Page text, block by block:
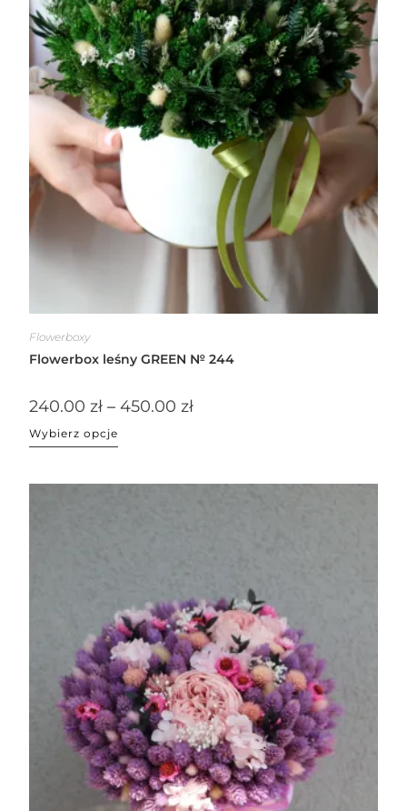
Flowerboxy
Flowerbox leśny GREEN № 244
240.00zł – 450.00zł
Wybierz opcje